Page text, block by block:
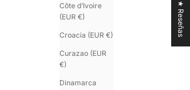
Côte d’Ivoire
(EUR €)
Croacia (EUR €)
Curazao (EUR
€)
Dinamarca
★ Reseñas